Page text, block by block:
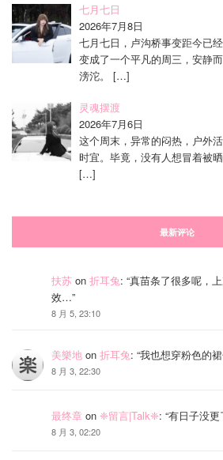
七月七日
2026年7月8日
七月七日，卢沟桥事变距今已
变成了一个平凡的周三，安静
滂沱。
[…]
灵魂摆渡
2026年7月6日
这个周末，异常的闷热，户外
时宜。毕竟，没有人想冒着被
[…]
最新评论
扶苏 on 折耳兔: “真苗条了很多呢，
效…”
8 月 5, 23:10
美樂地 on 折耳兔: “我也想穿粉色的
8 月 3, 22:30
最终章 on ❈留言|Talk❈: “有日子没更
8 月 3, 02:20